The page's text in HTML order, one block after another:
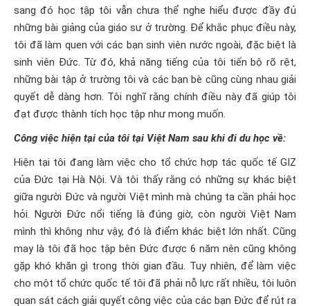
sang đó học tập tôi vẫn chưa thể nghe hiểu được đầy đủ
những bài giảng của giáo sư ở trường. Để khắc phục điều này,
tôi đã làm quen với các bạn sinh viên nước ngoài, đặc biệt là
sinh viên Đức. Từ đó, khả năng tiếng của tôi tiến bộ rõ rệt,
những bài tập ở trường tôi và các bạn bè cũng cùng nhau giải
quyết dễ dàng hơn. Tôi nghĩ rằng chính điều này đã giúp tôi
đạt được thành tích học tập như mong muốn.
Công việc hiện tại của tôi tại Việt Nam sau khi đi du học về:
Hiện tại tôi đang làm việc cho tổ chức hợp tác quốc tế GIZ
của Đức tại Hà Nội. Và tôi thấy rằng có những sự khác biệt
giữa người Đức và người Việt mình mà chúng ta cần phải học
hỏi. Người Đức nổi tiếng là đúng giờ, còn người Việt Nam
mình thì không như vậy, đó là điểm khác biệt lớn nhất. Cũng
may là tôi đã học tập bên Đức được 6 năm nên cũng không
gặp khó khăn gì trong thời gian đầu. Tuy nhiên, để làm việc
cho một tổ chức quốc tế tôi đã phải nỗ lực rất nhiều, tôi luôn
quan sát cách giải quyết công việc của các bạn Đức để rút ra